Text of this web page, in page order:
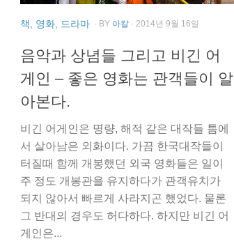
책, 영화, 드라마 · BY 아칼 · 2014년 9월 16일
음악과 상념들 그리고 비긴 어
게인 – 좋은 영화는 관객들이 알
아본다.
비긴 어게인은 명량, 해적 같은 대작들 틈에
서 살아남은 외화이다. 가끔 한국대작들이
터질때 함께 개봉했던 외국 영화들은 일이
주 정도 개봉관을 유지하다가 관객유치가
되지 않아서 빠르게 사라지곤 했었다. 물론
그 반대의 경우도 허다하다. 하지만 비긴 어
게인은...